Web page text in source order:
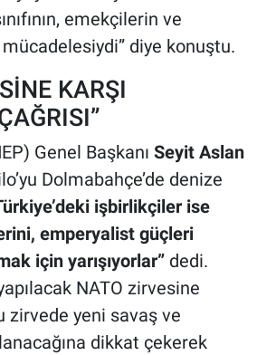
emekçilerin ve
diye konuştu.
KARŞI
Genel Başkanı Seyit Aslan
Dolmabahçe’de denize
işbirlikçiler ise
emperyalist güçleri
için yarışıyorlar”dedi.
NATO zirvesine
zirvede yeni savaş ve
dikkat çekerek